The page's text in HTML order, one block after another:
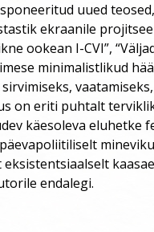
uued
ekraanile
ookean I-CVI”,
minimalistlikud
on eriti puhtalt
käesoleva eluhetke
endalegi.